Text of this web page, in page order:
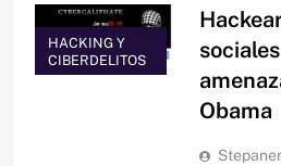
HACKING Y
CIBERDELITOS
Obama